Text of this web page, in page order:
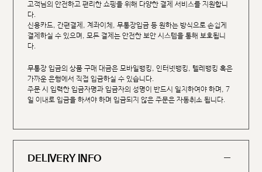
고객님의 안전하고 편리한 쇼핑을 위해 다양한 결제 서비스를 지원합니
다.
신용카드, 간편결제, 계좌이체, 무통장입금 등 원하는 방식으로 손쉽게
결제하실 수 있으며, 모든 결제는 안전한 보안 시스템을 통해 보호됩니
다.
무통장 입금의 상품 구매 대금은 모바일뱅킹, 인터넷뱅킹, 텔레뱅킹 혹은
가까운 은행에서 직접 입금하실 수 있습니다.
주문 시 입력한 입금자명과 입금자의 성명이 반드시 일치하여야 하며, 7
일 이내로 입금을 하셔야 하며 입금되지 않은 주문은 자동취소 됩니다.
DELIVERY INFO